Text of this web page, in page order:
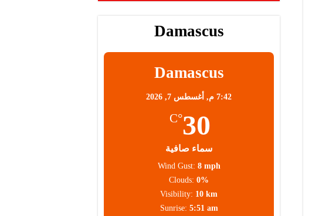
Damascus
Damascus
7:42 م, أغسطس 7, 2026
30
°C
سماء صافية
Wind Gust: 8 mph
Clouds: 0%
Visibility: 10 km
Sunrise: 5:51 am